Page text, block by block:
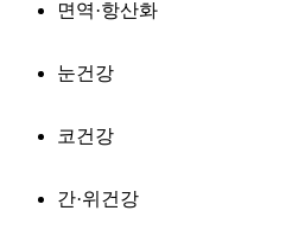
면역·항산화
눈건강
코건강
간·위건강